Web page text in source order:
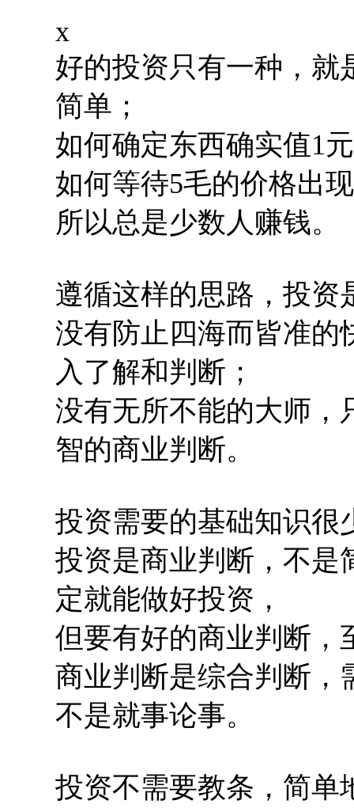
x
好的投资只有一种，就
简单；
如何确定东西确实值1
如何等待5毛的价格出
所以总是少数人赚钱。
遵循这样的思路，投资
没有防止四海而皆准的
入了解和判断；
没有无所不能的大师，
智的商业判断。
投资需要的基础知识很
投资是商业判断，不是
定就能做好投资，
但要有好的商业判断，
商业判断是综合判断，
不是就事论事。
投资不需要教条，简单